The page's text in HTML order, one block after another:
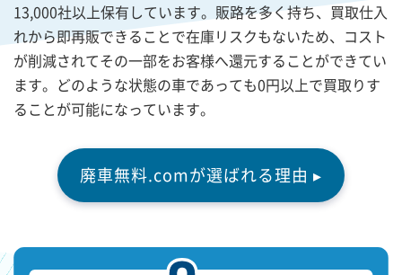
13,000社以上保有しています。販路を多く持ち、買取仕入
れから即再販できることで在庫リスクもないため、コスト
が削減されてその一部をお客様へ還元することができてい
ます。どのような状態の車であっても0円以上で買取りす
ることが可能になっています。
廃車無料.comが選ばれる理由 ▸